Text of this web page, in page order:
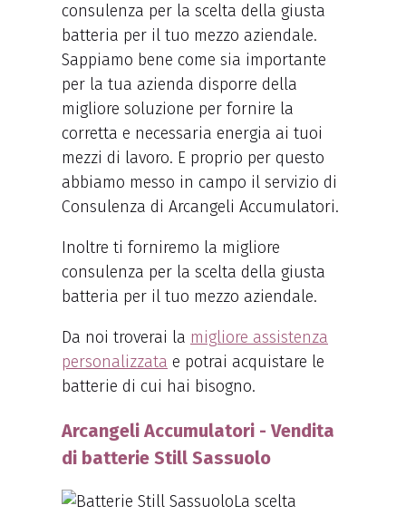
consulenza per la scelta della giusta
batteria per il tuo mezzo aziendale.
Sappiamo bene come sia importante
per la tua azienda disporre della
migliore soluzione per fornire la
corretta e necessaria energia ai tuoi
mezzi di lavoro. E proprio per questo
abbiamo messo in campo il servizio di
Consulenza di Arcangeli Accumulatori.
Inoltre ti forniremo la migliore
consulenza per la scelta della giusta
batteria per il tuo mezzo aziendale.
Da noi troverai la migliore assistenza
personalizzata e potrai acquistare le
batterie di cui hai bisogno.
Arcangeli Accumulatori - Vendita
di batterie Still Sassuolo
La scelta